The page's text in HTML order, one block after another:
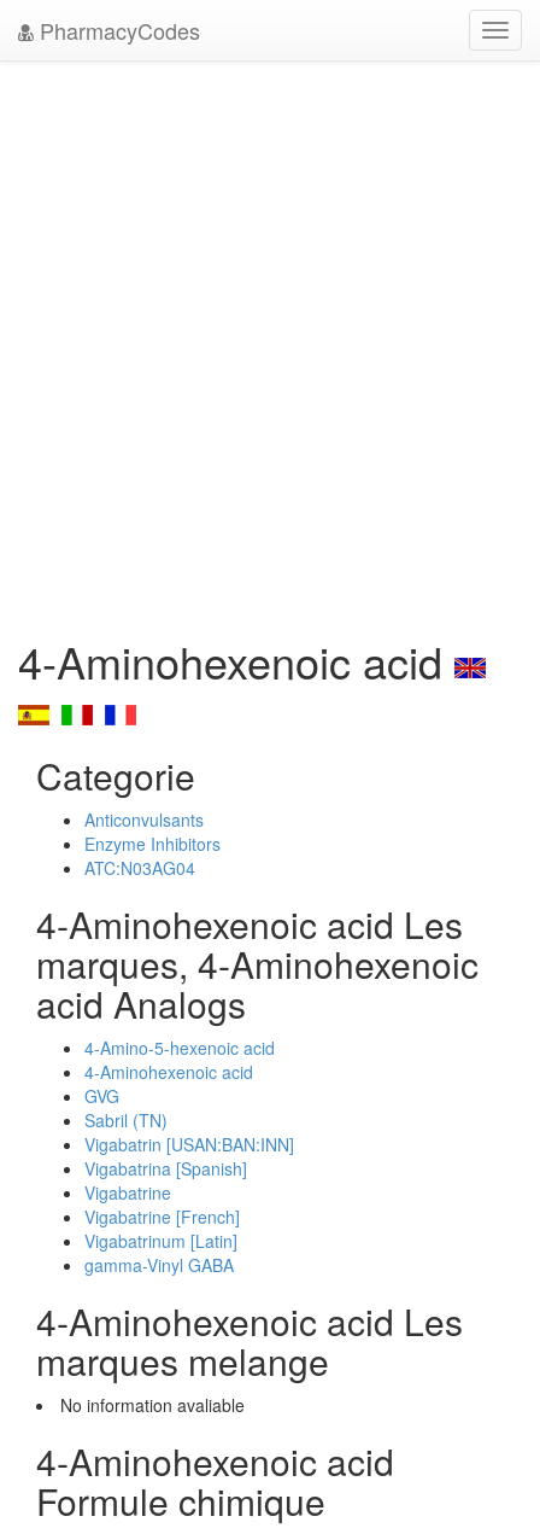
PharmacyCodes
4-Aminohexenoic acid
Categorie
Anticonvulsants
Enzyme Inhibitors
ATC:N03AG04
4-Aminohexenoic acid Les
marques, 4-Aminohexenoic
acid Analogs
4-Amino-5-hexenoic acid
4-Aminohexenoic acid
GVG
Sabril (TN)
Vigabatrin [USAN:BAN:INN]
Vigabatrina [Spanish]
Vigabatrine
Vigabatrine [French]
Vigabatrinum [Latin]
gamma-Vinyl GABA
4-Aminohexenoic acid Les
marques melange
No information avaliable
4-Aminohexenoic acid
Formule chimique